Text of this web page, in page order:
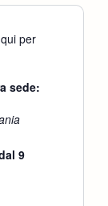
per
sede:
9